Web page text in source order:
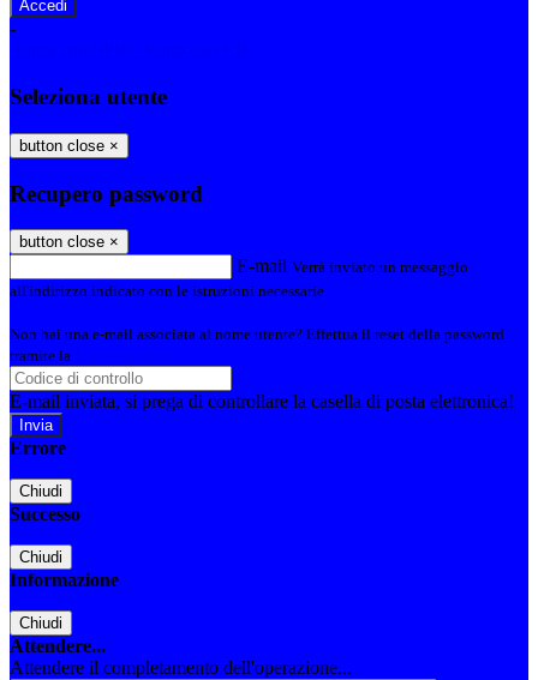
-
Seleziona utente
button close ×
Recupero password
button close ×
E-mail Verrà inviato un messaggio
all'indirizzo indicato con le istruzioni necessarie.
Non hai una e-mail associata al nome utente? Effettua il reset della password
tramite la
E-mail inviata, si prega di controllare la casella di posta elettronica!
Errore
Chiudi
Successo
Chiudi
Informazione
Chiudi
Attendere...
Attendere il completamento dell'operazione...